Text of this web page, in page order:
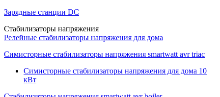
Зарядные станции DC
Стабилизаторы напряжения
Релейные стабилизаторы напряжения для дома
Симисторные стабилизаторы напряжения smartwatt avr triac
Симисторные стабилизаторы напряжения для дома 10
кВт